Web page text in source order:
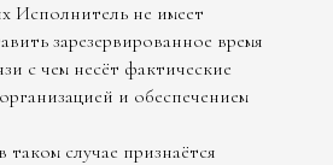
Исполнитель не имеет
зарезервированное время
с чем несёт фактические
и обеспечением
таком случае признаётся